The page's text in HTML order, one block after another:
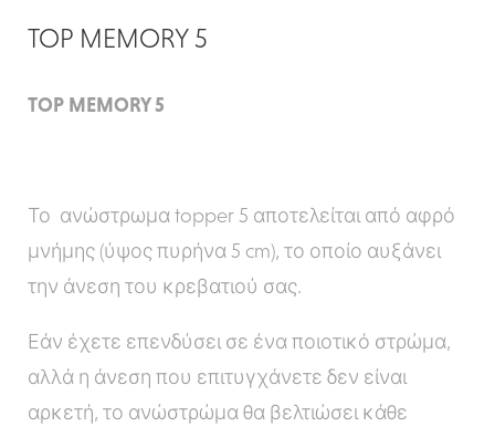
TOP MEMORY 5
TOP MEMORY 5
Το ανώστρωμα topper 5 αποτελείται από αφρό
μνήμης (ύψος πυρήνα 5 cm), το οποίο αυξάνει
την άνεση του κρεβατιού σας.
Εάν έχετε επενδύσει σε ένα ποιοτικό στρώμα,
αλλά η άνεση που επιτυγχάνετε δεν είναι
αρκετή, το ανώστρώμα θα βελτιώσει κάθε